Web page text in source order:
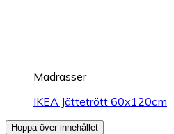
Madrasser
IKEA Jättetrött 60x120cm
Hoppa över innehållet